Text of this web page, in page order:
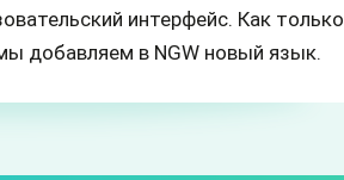
интерфейс. Как только
добавляем в NGW новый язык.